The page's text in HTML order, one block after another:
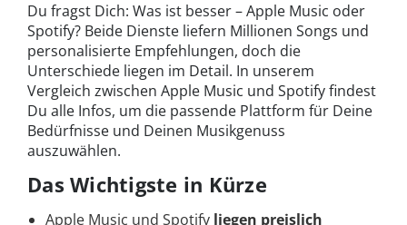
Du fragst Dich: Was ist besser – Apple Music oder
Spotify? Beide Dienste liefern Millionen Songs und
personalisierte Empfehlungen, doch die
Unterschiede liegen im Detail. In unserem
Vergleich zwischen Apple Music und Spotify findest
Du alle Infos, um die passende Plattform für Deine
Bedürfnisse und Deinen Musikgenuss
auszuwählen.
Das Wichtigste in Kürze
Apple Music und Spotify liegen preislich